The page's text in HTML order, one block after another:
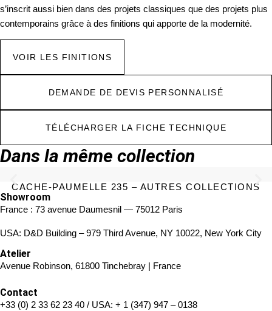
s’inscrit aussi bien dans des projets classiques que des projets plus
contemporains grâce à des finitions qui apporte de la modernité.
VOIR LES FINITIONS
DEMANDE DE DEVIS PERSONNALISÉ
TÉLÉCHARGER LA FICHE TECHNIQUE
Dans la même collection
CACHE-PAUMELLE 235 – AUTRES COLLECTIONS
Showroom
France : 73 avenue Daumesnil — 75012 Paris
USA: D&D Building – 979 Third Avenue, NY 10022, New York City
Atelier
Avenue Robinson, 61800 Tinchebray | France
Contact
+33 (0) 2 33 62 23 40 / USA: + 1 (347) 947 – 0138